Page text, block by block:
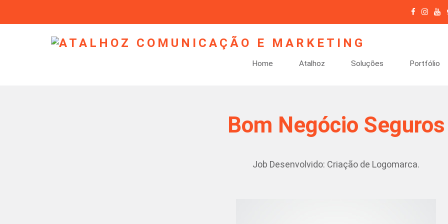
Home Atalhoz Soluções Portfólio
Bom Negócio Seguros
Job Desenvolvido: Criação de Logomarca.